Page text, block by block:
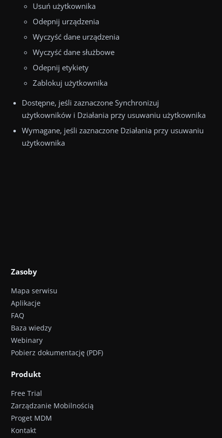
Usuń użytkownika
Odepnij urządzenia
Wyczyść dane urządzenia
Wyczyść dane służbowe
Odepnij etykiety
Zablokuj użytkownika
Dostępne, jeśli zaznaczone Synchronizuj
użytkowników i Działania przy usuwaniu użytkownika
Wymagane, jeśli zaznaczone Działania przy usuwaniu
użytkownika
Zasoby
Mapa serwisu
Aplikacje
FAQ
Baza wiedzy
Webinary
Pobierz dokumentację (PDF)
Produkt
Free Trial
Zarządzanie Mobilnością
Proget MDM
Kontakt